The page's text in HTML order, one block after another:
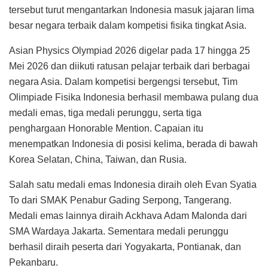
tersebut turut mengantarkan Indonesia masuk jajaran lima
besar negara terbaik dalam kompetisi fisika tingkat Asia.
Asian Physics Olympiad 2026 digelar pada 17 hingga 25
Mei 2026 dan diikuti ratusan pelajar terbaik dari berbagai
negara Asia. Dalam kompetisi bergengsi tersebut, Tim
Olimpiade Fisika Indonesia berhasil membawa pulang dua
medali emas, tiga medali perunggu, serta tiga
penghargaan Honorable Mention. Capaian itu
menempatkan Indonesia di posisi kelima, berada di bawah
Korea Selatan, China, Taiwan, dan Rusia.
Salah satu medali emas Indonesia diraih oleh Evan Syatia
To dari SMAK Penabur Gading Serpong, Tangerang.
Medali emas lainnya diraih Ackhava Adam Malonda dari
SMA Wardaya Jakarta. Sementara medali perunggu
berhasil diraih peserta dari Yogyakarta, Pontianak, dan
Pekanbaru.